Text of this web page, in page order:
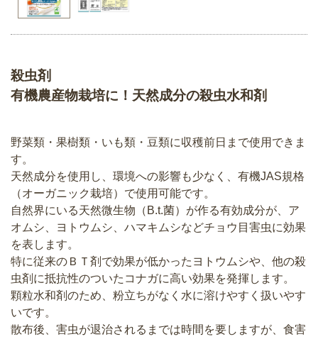
殺虫剤
有機農産物栽培に！天然成分の殺虫水和剤
野菜類・果樹類・いも類・豆類に収穫前日まで使用できま
す。
天然成分を使用し、環境への影響も少なく、有機JAS規格
（オーガニック栽培）で使用可能です。
自然界にいる天然微生物（B.t.菌）が作る有効成分が、ア
オムシ、ヨトウムシ、ハマキムシなどチョウ目害虫に効果
を表します。
特に従来のＢＴ剤で効果が低かったヨトウムシや、他の殺
虫剤に抵抗性のついたコナガに高い効果を発揮します。
顆粒水和剤のため、粉立ちがなく水に溶けやすく扱いやす
いです。
散布後、害虫が退治されるまでは時間を要しますが、食害